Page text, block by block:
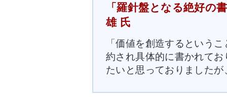
「羅針盤となる絶好
雄 氏
「価値を創造するという
約され具体的に書かれて
たいと思っておりましたが